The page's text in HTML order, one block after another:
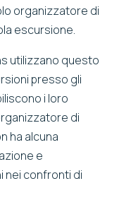
organizzatore di
escursione.
utilizzano questo
presso gli
i loro
di
ha alcuna
e
nei confronti di